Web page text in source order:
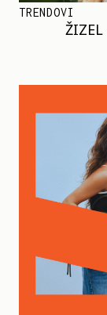
TRENDOVI
ŽIZEL